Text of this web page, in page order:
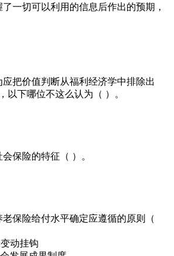
一切可以利用的信息后作出的预期，
应把价值判断从福利经济学中排除出
以下哪位不这么认为（ ）。
保险的特征（ ）。
老保险给付水平确定应遵循的原则（
动挂钩